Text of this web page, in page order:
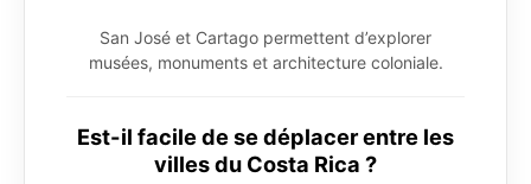
San José et Cartago permettent d’explorer
musées, monuments et architecture coloniale.
Est-il facile de se déplacer entre les
villes du Costa Rica ?